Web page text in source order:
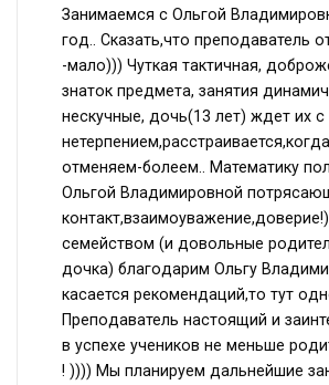
Занимаемся с Ольгой
год.. Сказать,что преподаватель
-мало))) Чуткая тактичная,
знаток предмета, занятия
нескучные, дочь(13 лет) ждет их с
отменяем-болеем.. Математику
Ольгой Владимировной
семейством (и довольные
дочка) благодарим Ольгу
касается рекомендаций,то тут
Преподаватель настоящий и
в успехе учеников не меньше
! )))) Мы планируем дальнейшие